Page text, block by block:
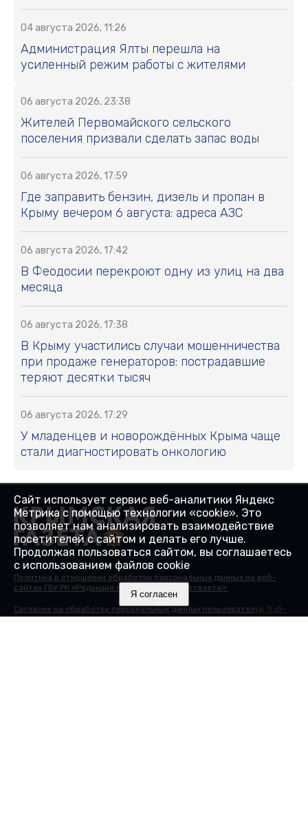
04 августа 2026, 11:26
Администрация Ялты перешла на
усиленный режим работы с жителями
06 августа 2026, 23:38
Жителей Первомайского сельского
поселения призвали сделать запас воды
06 августа 2026, 17:59
Где заправить бензин, дизель и пропан в
Крыму вечером 6 августа: адреса АЗС
06 августа 2026, 17:42
В Феодосии перекроют одну из улиц на два
месяца
06 августа 2026, 17:38
В Крыму участились случаи мошенничества
при продаже генераторов: пострадавшие
теряют десятки тысяч
06 августа 2026, 17:29
У младенцев и новорождённых Крыма чаще
стали диагностировать онкологию
Закрыть X
Политика в отношении обработки персональных данных на веб-
сайтах ГБУ РК «Редакция газеты «Крымская газета».
Согласие на обработку персональных данных пользователей Веб-
сайта.
Сайт использует сервис веб-аналитики Яндекс
Метрика с помощью технологии «cookie». Это
позволяет нам анализировать взаимодействие
посетителей с сайтом и делать его лучше.
Продолжая пользоваться сайтом, вы соглашаетесь
с использованием файлов cookie
Я согласен